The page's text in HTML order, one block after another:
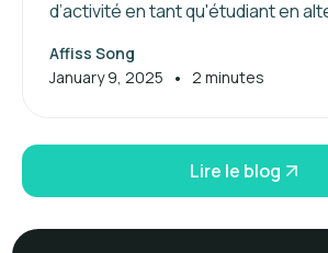
d’activité en tant qu'étudiant en
Affiss Song
January 9, 2025
• 2 minutes
Lire le blog